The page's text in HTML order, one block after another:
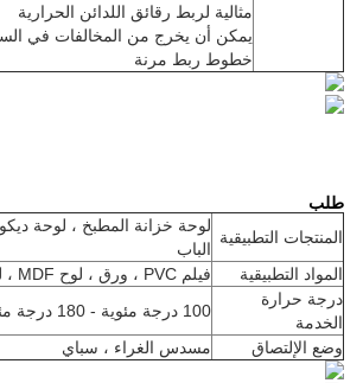
مثالية لربط رقائق اللدائن الحرارية
يمكن أن يخرج من المخالفات في
خطوط ربط مرنة
طلب
المنتجات التطبيقية
لوحة خزانة المطبخ ، لوحة
الباب
المواد التطبيقية
فيلم PVC ، ورق ، لوح MDF ، لوح حبيبي
درجة حرارة
الخدمة
100 درجة مئوية - 180 درجة مئوية
وضع الإلتصاق
مسدس الغراء ، سباي